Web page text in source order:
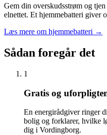
Gem din overskudsstrøm og
elnettet. Et hjemmebatteri giver
Læs mere om hjemmebatteri →
Sådan foregår det
1
Gratis og
En energirådgiver ringer
bolig og forklarer, hvilke
dig i Vordingborg.